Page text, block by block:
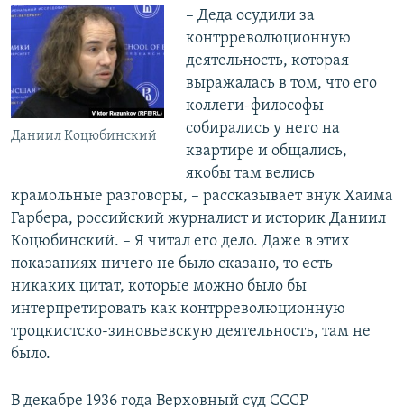
Даниил Коцюбинский
– Деда осудили за
контрреволюционную
деятельность, которая
выражалась в том, что его
коллеги-философы
собирались у него на
квартире и общались,
якобы там велись
крамольные разговоры, – рассказывает внук Хаима
Гарбера, российский журналист и историк Даниил
Коцюбинский. – Я читал его дело. Даже в этих
показаниях ничего не было сказано, то есть
никаких цитат, которые можно было бы
интерпретировать как контрреволюционную
троцкистско-зиновьевскую деятельность, там не
было.
В декабре 1936 года Верховный суд СССР